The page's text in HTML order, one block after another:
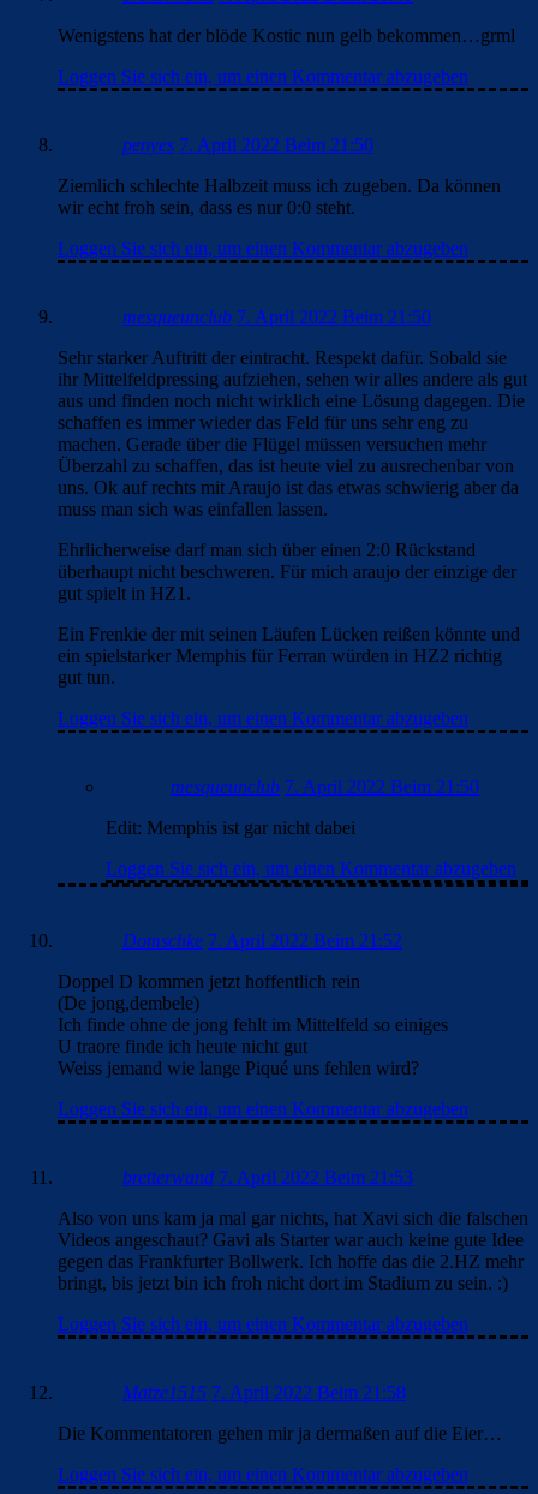
Wenigstens hat der blöde Kostic nun gelb bekommen…grml
Loggen Sie sich ein, um einen Kommentar abzugeben
penyes 7. April 2022 Beim 21:50
Ziemlich schlechte Halbzeit muss ich zugeben. Da können
wir echt froh sein, dass es nur 0:0 steht.
Loggen Sie sich ein, um einen Kommentar abzugeben
mesqueunclub 7. April 2022 Beim 21:50
Sehr starker Auftritt der eintracht. Respekt dafür. Sobald sie
ihr Mittelfeldpressing aufziehen, sehen wir alles andere als gut
aus und finden noch nicht wirklich eine Lösung dagegen. Die
schaffen es immer wieder das Feld für uns sehr eng zu
machen. Gerade über die Flügel müssen versuchen mehr
Überzahl zu schaffen, das ist heute viel zu ausrechenbar von
uns. Ok auf rechts mit Araujo ist das etwas schwierig aber da
muss man sich was einfallen lassen.
Ehrlicherweise darf man sich über einen 2:0 Rückstand
überhaupt nicht beschweren. Für mich araujo der einzige der
gut spielt in HZ1.
Ein Frenkie der mit seinen Läufen Lücken reißen könnte und
ein spielstarker Memphis für Ferran würden in HZ2 richtig
gut tun.
Loggen Sie sich ein, um einen Kommentar abzugeben
mesqueunclub 7. April 2022 Beim 21:50
Edit: Memphis ist gar nicht dabei
Loggen Sie sich ein, um einen Kommentar abzugeben
Domschke 7. April 2022 Beim 21:52
Doppel D kommen jetzt hoffentlich rein
(De jong,dembele)
Ich finde ohne de jong fehlt im Mittelfeld so einiges
U traore finde ich heute nicht gut
Weiss jemand wie lange Piqué uns fehlen wird?
Loggen Sie sich ein, um einen Kommentar abzugeben
bretterwand 7. April 2022 Beim 21:53
Also von uns kam ja mal gar nichts, hat Xavi sich die falschen
Videos angeschaut? Gavi als Starter war auch keine gute Idee
gegen das Frankfurter Bollwerk. Ich hoffe das die 2.HZ mehr
bringt, bis jetzt bin ich froh nicht dort im Stadium zu sein. :)
Loggen Sie sich ein, um einen Kommentar abzugeben
Matze1515 7. April 2022 Beim 21:58
Die Kommentatoren gehen mir ja dermaßen auf die Eier…
Loggen Sie sich ein, um einen Kommentar abzugeben